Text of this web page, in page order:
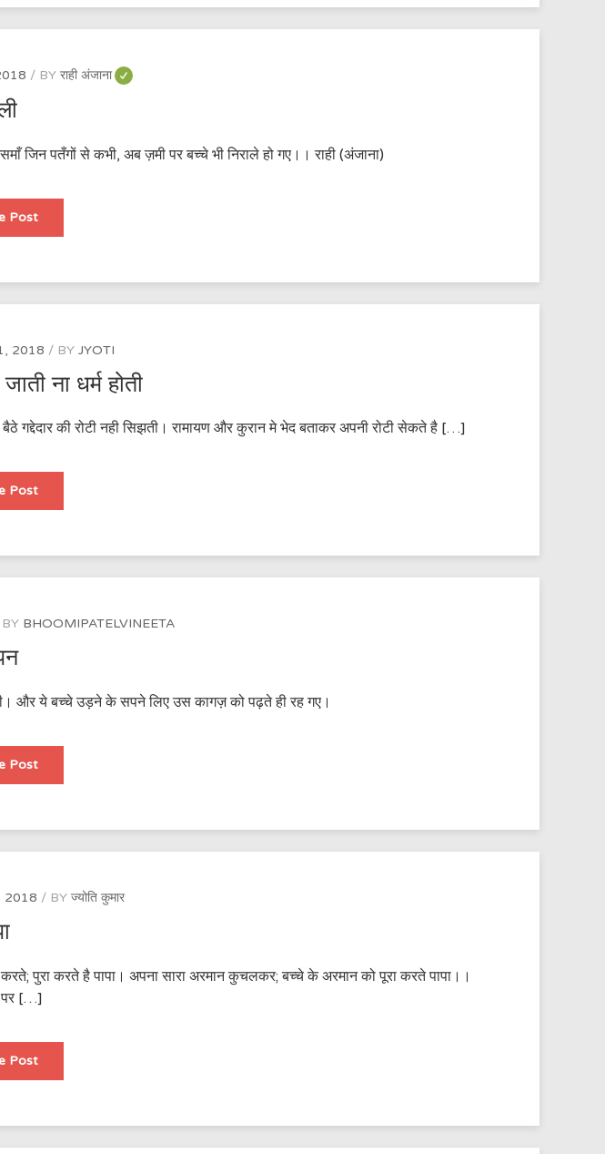
BYराही अंजाना
जिन पतँगों से कभी, अब ज़मी पर बच्चे भी निराले हो गए।। राही (अंजाना)
Postगिल्ली
2018 BY JYOTI
ना धर्म होती
बैठे गद्देदार की रोटी नही सिझती। रामायण और कुरान मे भेद बताकर अपनी रोटी सेकते है […]
Postकाश
मुल्क
जाती
धर्म
BY BHOOMIPATELVINEETA
और ये बच्चे उड़ने के सपने लिए उस कागज़ को पढ़ते ही रह गए।
Postबचपन
2018 BY ज्योति कुमार
पुरा करते है पापा। अपना सारा अरमान कुचलकर; बच्चे के अरमान को पूरा करते पापा।।
पर […]
Postपापा